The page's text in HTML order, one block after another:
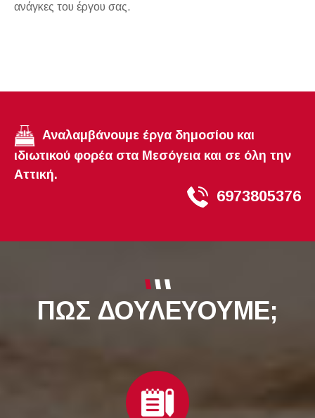
ανάγκες του έργου σας.
Αναλαμβάνουμε έργα δημοσίου και
ιδιωτικού φορέα στα Μεσόγεια και σε όλη την
Αττική.
6973805376
ΠΩΣ ΔΟΥΛΕΥΟΥΜΕ;